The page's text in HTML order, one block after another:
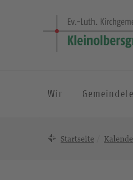
Wir
Startseite